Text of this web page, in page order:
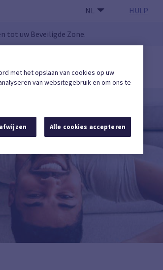
NL HULP
tot uw Beveiligde Zone.
Een erkende onderneming vinden
met het opslaan van cookies op uw
van websitegebruik en om ons te
Alle cookies accepteren